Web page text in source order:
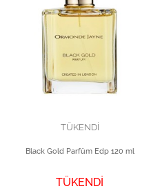
TÜKENDİ
Black Gold Parfüm Edp 120 ml
TÜKENDİ